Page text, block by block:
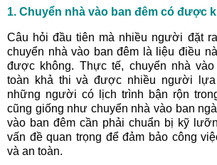
1. Chuyển nhà vào ban đêm có được
Câu hỏi đầu tiên mà nhiều người đặt
chuyển nhà vào ban đêm là liệu điều
được không. Thực tế, chuyển nhà
toàn khả thi và được nhiều người
những người có lịch trình bận rộn
cũng giống như chuyển nhà vào ban
vào ban đêm cần phải chuẩn bị kỹ
vấn đề quan trọng để đảm bảo công
và an toàn.